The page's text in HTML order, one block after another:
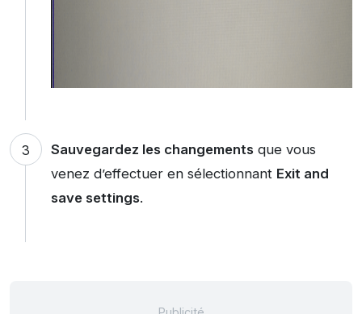
Sauvegardez les changementsque vous
venez d’effectuer en sélectionnant Exit and
save settings.